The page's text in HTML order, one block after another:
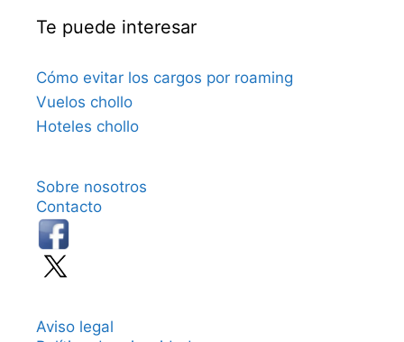
Te puede interesar
Cómo evitar los cargos por roaming
Vuelos chollo
Hoteles chollo
Sobre nosotros
Contacto
Aviso legal